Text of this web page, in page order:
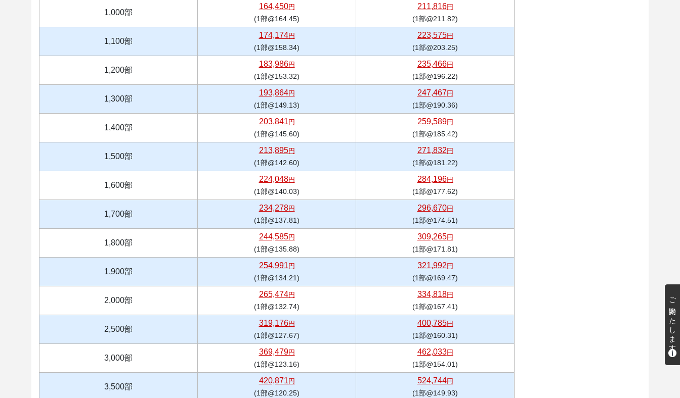
1,000部
164,450円
(1部@164.45)
211,816円
(1部@211.82)
1,100部
174,174円
(1部@158.34)
223,575円
(1部@203.25)
1,200部
183,986円
(1部@153.32)
235,466円
(1部@196.22)
1,300部
193,864円
(1部@149.13)
247,467円
(1部@190.36)
1,400部
203,841円
(1部@145.60)
259,589円
(1部@185.42)
1,500部
213,895円
(1部@142.60)
271,832円
(1部@181.22)
1,600部
224,048円
(1部@140.03)
284,196円
(1部@177.62)
1,700部
234,278円
(1部@137.81)
296,670円
(1部@174.51)
1,800部
244,585円
(1部@135.88)
309,265円
(1部@171.81)
1,900部
254,991円
(1部@134.21)
321,992円
(1部@169.47)
2,000部
265,474円
(1部@132.74)
334,818円
(1部@167.41)
2,500部
319,176円
(1部@127.67)
400,785円
(1部@160.31)
3,000部
369,479円
(1部@123.16)
462,033円
(1部@154.01)
3,500部
420,871円
(1部@120.25)
524,744円
(1部@149.93)
ご案内いたします